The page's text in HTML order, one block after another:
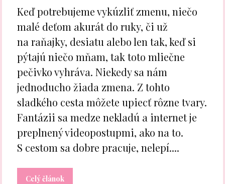
Keď potrebujeme vykúzliť zmenu, niečo
malé deťom akurát do ruky, či už
na raňajky, desiatu alebo len tak, keď si
pýtajú niečo mňam, tak toto mliečne
pečivko vyhráva. Niekedy sa nám
jednoducho žiada zmena. Z tohto
sladkého cesta môžete upiecť rôzne tvary.
Fantázii sa medze nekladú a internet je
preplnený videopostupmi, ako na to.
S cestom sa dobre pracuje, nelepí....
Celý článok